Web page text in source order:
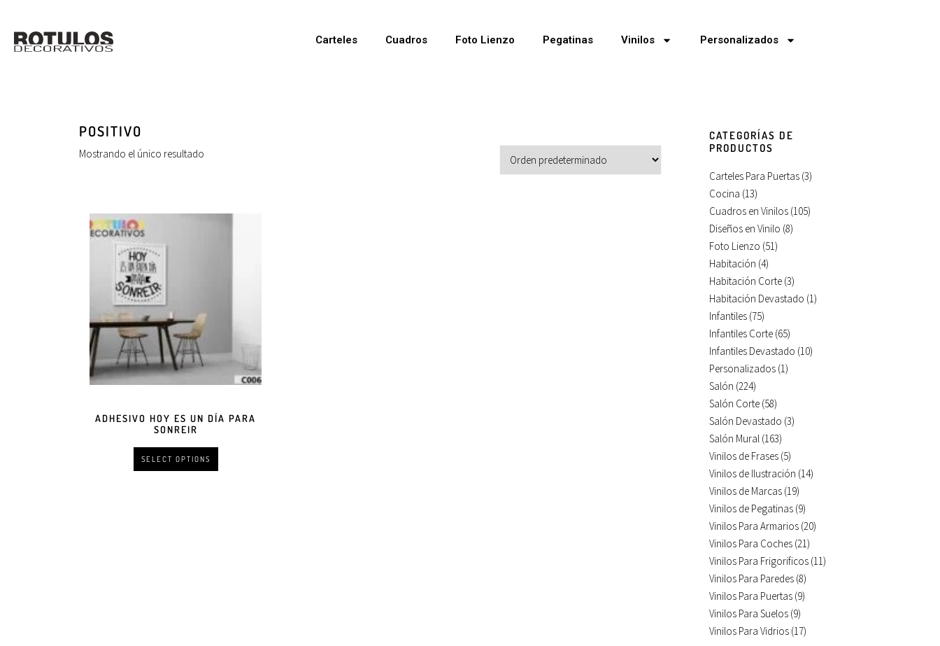
Carteles Cuadros Foto Lienzo Pegatinas Vinilos Personalizados
POSITIVO
Mostrando el único resultado
ADHESIVO HOY ES UN DÍA PARA
SONREIR
SELECT OPTIONS
CATEGORÍAS DE
PRODUCTOS
Carteles Para Puertas (3)
Cocina (13)
Cuadros en Vinilos (105)
Diseños en Vinilo (8)
Foto Lienzo (51)
Habitación (4)
Habitación Corte (3)
Habitación Devastado (1)
Infantiles (75)
Infantiles Corte (65)
Infantiles Devastado (10)
Personalizados (1)
Salón (224)
Salón Corte (58)
Salón Devastado (3)
Salón Mural (163)
Vinilos de Frases (5)
Vinilos de Ilustración (14)
Vinilos de Marcas (19)
Vinilos de Pegatinas (9)
Vinilos Para Armarios (20)
Vinilos Para Coches (21)
Vinilos Para Frigorificos (11)
Vinilos Para Paredes (8)
Vinilos Para Puertas (9)
Vinilos Para Suelos (9)
Vinilos Para Vidrios (17)